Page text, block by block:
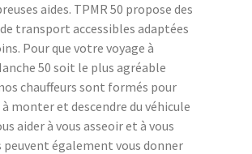
aides. TPMR 50 propose des
transport accessibles adaptées
Pour que votre voyage à
50 soit le plus agréable
chauffeurs sont formés pour
à monter et descendre du véhicule
aider à vous asseoir et à vous
peuvent également vous donner